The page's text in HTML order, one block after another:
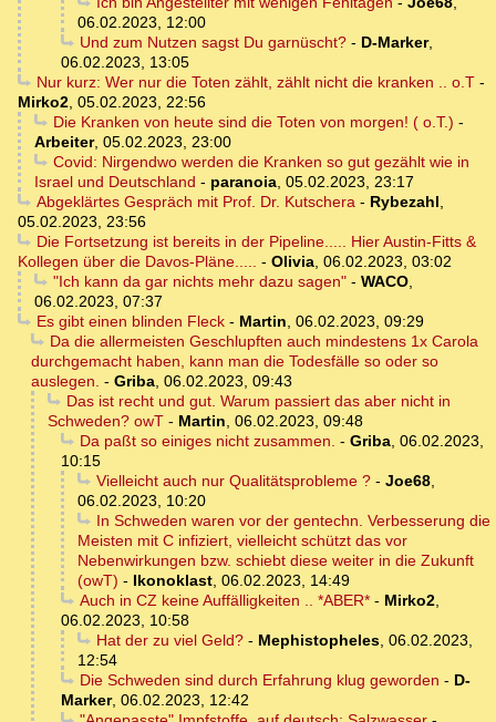
06.02.2023, 12:00
Und zum Nutzen sagst Du garnüscht?- D-Marker,
06.02.2023, 13:05
Nur kurz: Wer nur die Toten zählt, zählt nicht die kranken .. o.T-
Mirko2, 05.02.2023, 22:56
Die Kranken von heute sind die Toten von morgen! ( o.T.) -
Arbeiter, 05.02.2023, 23:00
Covid: Nirgendwo werden die Kranken so gut gezählt wie in
Israel und Deutschland - paranoia, 05.02.2023, 23:17
Abgeklärtes Gespräch mit Prof. Dr. Kutschera- Rybezahl,
05.02.2023, 23:56
Die Fortsetzung ist bereits in der Pipeline..... Hier Austin-Fitts &
Kollegen über die Davos-Pläne..... - Olivia, 06.02.2023, 03:02
"Ich kann da gar nichts mehr dazu sagen"- WACO,
06.02.2023, 07:37
Es gibt einen blinden Fleck- Martin, 06.02.2023, 09:29
Da die allermeisten Geschlupften auch mindestens 1x Carola
durchgemacht haben, kann man die Todesfälle so oder so
auslegen. - Griba, 06.02.2023, 09:43
Das ist recht und gut. Warum passiert das aber nicht in
Schweden? owT - Martin, 06.02.2023, 09:48
Da paßt so einiges nicht zusammen. - Griba, 06.02.2023,
10:15
Vielleicht auch nur Qualitätsprobleme ?- Joe68,
06.02.2023, 10:20
In Schweden waren vor der gentechn. Verbesserung die
Meisten mit C infiziert, vielleicht schützt das vor
Nebenwirkungen bzw. schiebt diese weiter in die Zukunft
(owT) - Ikonoklast, 06.02.2023, 14:49
Auch in CZ keine Auffälligkeiten .. *ABER*- Mirko2,
06.02.2023, 10:58
Hat der zu viel Geld?- Mephistopheles, 06.02.2023,
12:54
Die Schweden sind durch Erfahrung klug geworden - D-
Marker, 06.02.2023, 12:42